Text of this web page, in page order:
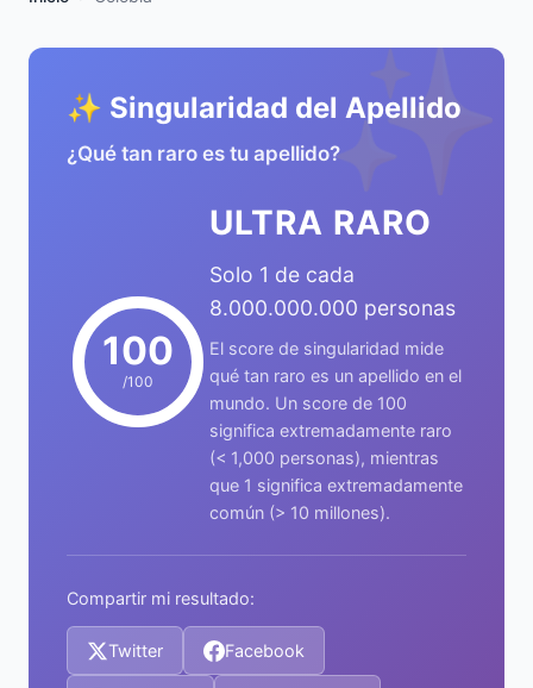
✨
✨ Singularidad del Apellido
¿Qué tan raro es tu apellido?
100
/100
ULTRA RARO
Solo 1 de cada
8.000.000.000 personas
El score de singularidad mide
qué tan raro es un apellido en el
mundo. Un score de 100
significa extremadamente raro
(< 1,000 personas), mientras
que 1 significa extremadamente
común (> 10 millones).
Compartir mi resultado:
Twitter Facebook